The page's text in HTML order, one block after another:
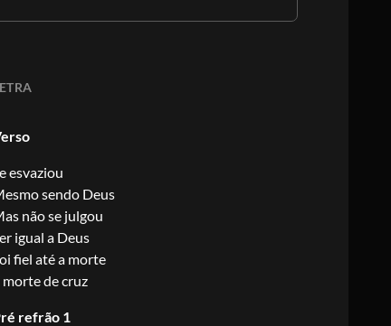
esvaziou
sendo Deus
não se julgou
igual a Deus
fiel até a morte
morte de cruz
refrão 1